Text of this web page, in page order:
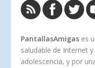
PantallasAmigas es
saludable de Internet
adolescencia, y por